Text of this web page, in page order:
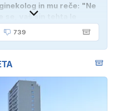
in mu reče: "Ne
se, vaš sin tehta le
"Nič čudnega,
saj se z ženo
šele tri mesece."
739